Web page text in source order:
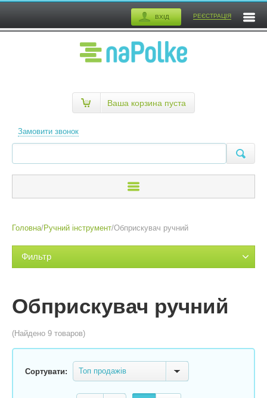
ВХІД РЕЄСТРАЦІЯ
Замовити звонок
Ваша корзина пуста
Головна/Ручний інструмент/Обприскувач ручний
Фильтр
Обприскувач ручний
(Найдено 9 товаров)
Сортувати: Топ продажів